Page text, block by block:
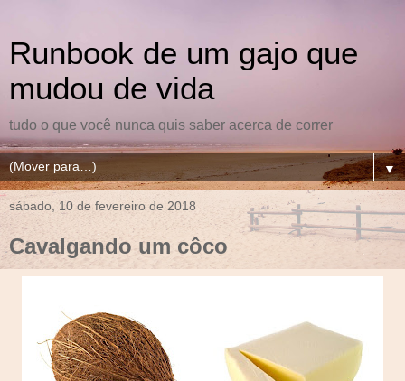
Runbook de um gajo que
mudou de vida
tudo o que você nunca quis saber acerca de correr
▼
sábado, 10 de fevereiro de 2018
Cavalgando um côco